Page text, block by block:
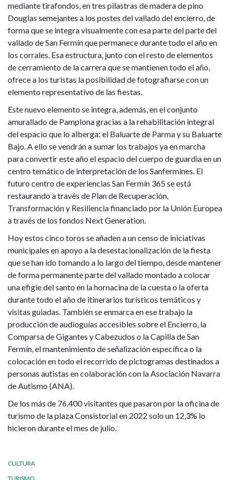
mediante tirafondos, en tres pilastras de madera de pino
Douglas semejantes a los postes del vallado del encierro, de
forma que se integra visualmente con esa parte del parte del
vallado de San Fermín que permanece durante todo el año en
los corrales. Esa estructura, junto con el resto de elementos
de cerramiento de la carrera que se mantienen todo el año,
ofrece a los turistas la posibilidad de fotografiarse con un
elemento representativo de las fiestas.
Este nuevo elemento se integra, además, en el conjunto
amurallado de Pamplona gracias a la rehabilitación integral
del espacio que lo alberga: el Baluarte de Parma y su Baluarte
Bajo. A ello se vendrán a sumar los trabajos ya en marcha
para convertir este año el espacio del cuerpo de guardia en un
centro temático de interpretación de los Sanfermines. El
futuro centro de experiencias San Fermín 365 se está
restaurando a través de Plan de Recuperación,
Transformación y Resiliencia financiado por la Unión Europea
a través de los fondos Next Generation.
Hoy estos cinco toros se añaden a un censo de iniciativas
municipales en apoyo a la desestacionalización de la fiesta
que se han ido tomando a lo largo del tiempo, desde mantener
de forma permanente parte del vallado montado a colocar
una efigie del santo en la hornacina de la cuesta o la oferta
durante todo el año de itinerarios turísticos temáticos y
visitas guiadas. También se enmarca en ese trabajo la
producción de audioguías accesibles sobre el Encierro, la
Comparsa de Gigantes y Cabezudos o la Capilla de San
Fermín, el mantenimiento de señalización específica o la
colocación en todo el recorrido de pictogramas destinados a
personas autistas en colaboración con la Asociación Navarra
de Autismo (ANA).
De los más de 76.400 visitantes que pasaron por la oficina de
turismo de la plaza Consistorial en 2022 solo un 12,3% lo
hicieron durante el mes de julio.
CULTURA
TURISMO